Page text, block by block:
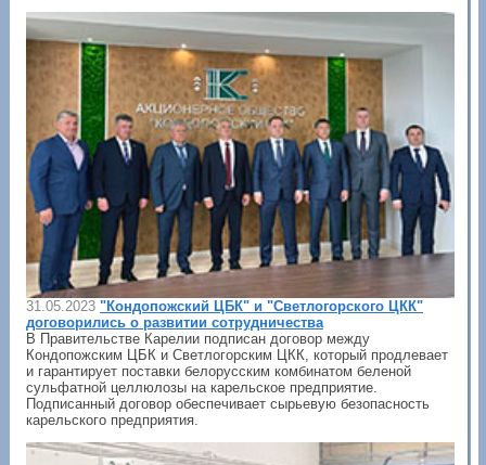
31.05.2023 "Кондопожский ЦБК" и "Светлогорского ЦКК"
договорились о развитии сотрудничества
В Правительстве Карелии подписан договор между
Кондопожским ЦБК и Светлогорским ЦКК, который продлевает
и гарантирует поставки белорусским комбинатом беленой
сульфатной целлюлозы на карельское предприятие.
Подписанный договор обеспечивает сырьевую безопасность
карельского предприятия.